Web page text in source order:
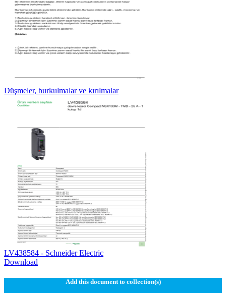
Düşmeler, burkulmalar ve kırılmalar
LV438584 - Schneider Electric
Download
Add this document to collection(s)